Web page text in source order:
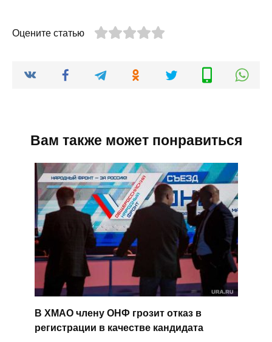
Оцените статью
Вам также может понравиться
В ХМАО члену ОНФ грозит отказ в
регистрации в качестве кандидата